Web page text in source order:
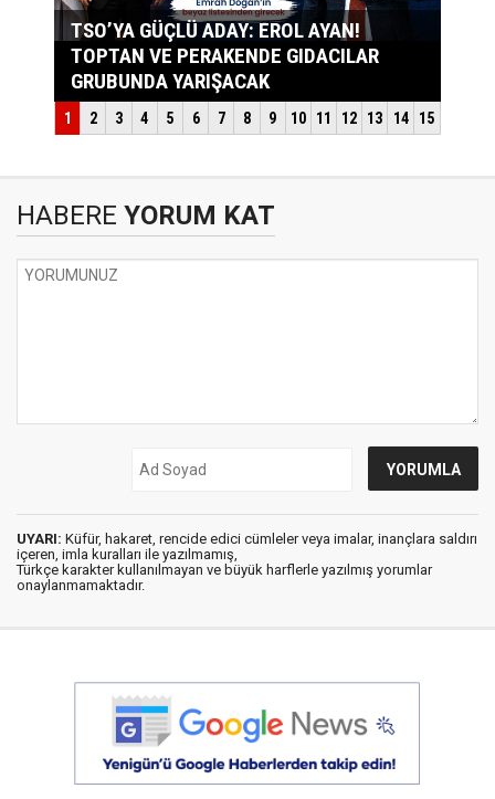
HABERE YORUM KAT
UYARI: Küfür, hakaret, rencide edici cümleler veya imalar, inançlara saldırı
içeren, imla kuralları ile yazılmamış,
Türkçe karakter kullanılmayan ve büyük harflerle yazılmış yorumlar
onaylanmamaktadır.